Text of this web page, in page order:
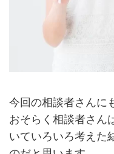
今回の相談者さんに
おそらく相談者さん
いていろいろ考えた